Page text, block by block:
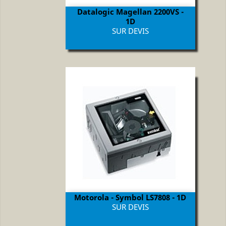
Datalogic Magellan 2200VS -
1D
Prix
SUR DEVIS
Motorola - Symbol LS7808 - 1D
Prix
SUR DEVIS